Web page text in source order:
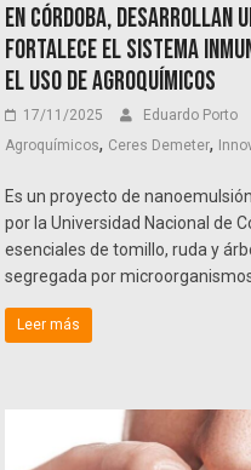
En Córdoba, desarrollan
fortalece el sistema
el uso de agroquímicos
17/11/2025 Eduardo Porto
Agroquímicos, Ceres Demeter,
Es un proyecto de
por la Universidad Nacional de
esenciales de tomillo, ruda y
segregada por
Leer más